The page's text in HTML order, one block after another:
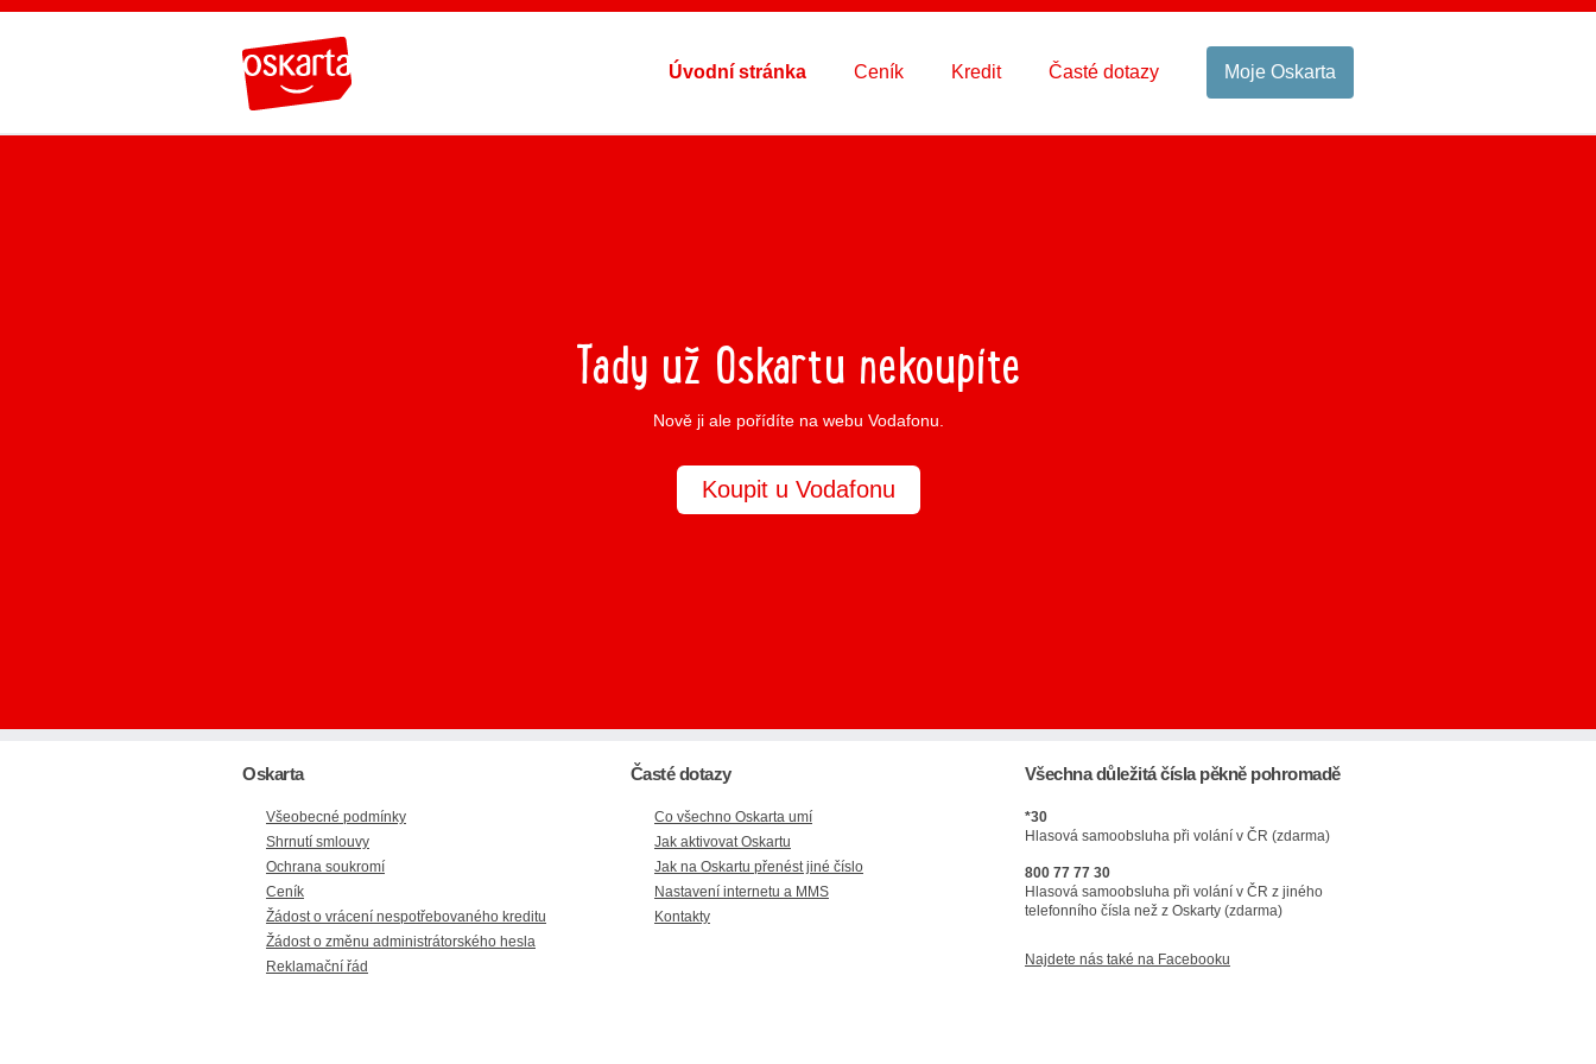
Úvodní stránka Ceník Kredit Časté dotazy Moje Oskarta
Tady už Oskartu nekoupíte
Nově ji ale pořídíte na webu Vodafonu.
Koupit u Vodafonu
Oskarta
Všeobecné podmínky
Shrnutí smlouvy
Ochrana soukromí
Ceník
Žádost o vrácení nespotřebovaného kreditu
Žádost o změnu administrátorského hesla
Reklamační řád
Časté dotazy
Co všechno Oskarta umí
Jak aktivovat Oskartu
Jak na Oskartu přenést jiné číslo
Nastavení internetu a MMS
Kontakty
Všechna důležitá čísla pěkně pohromadě
*30
Hlasová samoobsluha při volání v ČR (zdarma)
800 77 77 30
Hlasová samoobsluha při volání v ČR z jiného
telefonního čísla než z Oskarty (zdarma)
Najdete nás také na Facebooku